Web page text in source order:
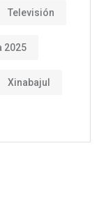
Televisión
2025
Xinabajul